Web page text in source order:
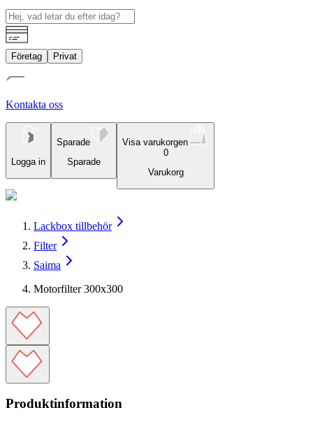
Företag Privat
Kontakta oss
Logga in
Sparade
Sparade
Visa varukorgen
0
Varukorg
Lackbox tillbehör
Filter
Saima
Motorfilter 300x300
Produktinformation